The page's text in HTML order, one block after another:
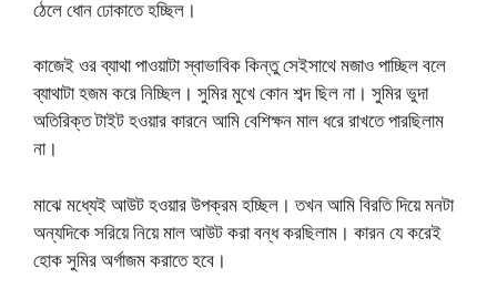
ঠেলে ধোন ঢোকাতে হচ্ছিল।
কাজেই ওর ব্যাথা পাওয়াটা স্বাভাবিক কিন্তু সেইসাথে মজাও পাচ্ছিল বলে
ব্যাথাটা হজম করে নিচ্ছিল। সুমির মুখে কোন শব্দ ছিল না। সুমির ভুদা
অতিরিক্ত টাইট হওয়ার কারনে আমি বেশিক্ষন মাল ধরে রাখতে পারছিলাম
না।
মাঝে মধ্যেই আউট হওয়ার উপক্রম হচ্ছিল। তখন আমি বিরতি দিয়ে মনটা
অন্যদিকে সরিয়ে নিয়ে মাল আউট করা বন্ধ করছিলাম। কারন যে করেই
হোক সুমির অর্গাজম করাতে হবে।